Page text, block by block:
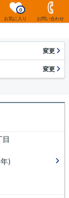
お気に入り
0
お問い合わせ
変更
変更
)